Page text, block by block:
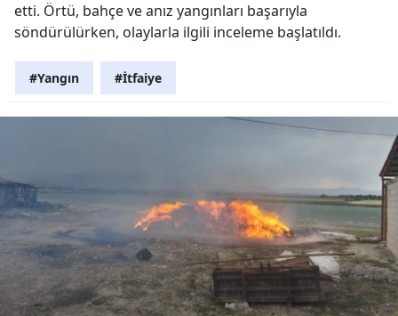
etti. Örtü, bahçe ve anız yangınları başarıyla
söndürülürken, olaylarla ilgili inceleme başlatıldı.
#Yangın #İtfaiye